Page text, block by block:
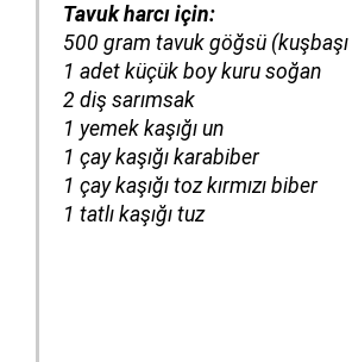
Tavuk harcı için:
500 gram tavuk göğsü
1 adet küçük boy kuru soğan
2 diş sarımsak
1 yemek kaşığı un
1 çay kaşığı karabiber
1 çay kaşığı toz kırmızı biber
1 tatlı kaşığı tuz